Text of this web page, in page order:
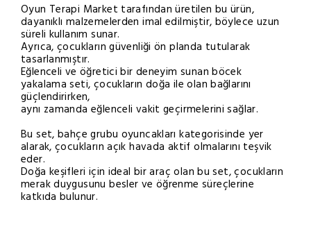
Oyun Terapi Market tarafından üretilen bu ürün,
dayanıklı malzemelerden imal edilmiştir, böylece uzun
süreli kullanım sunar.
Ayrıca, çocukların güvenliği ön planda tutularak
tasarlanmıştır.
Eğlenceli ve öğretici bir deneyim sunan böcek
yakalama seti, çocukların doğa ile olan bağlarını
güçlendirirken,
aynı zamanda eğlenceli vakit geçirmelerini sağlar.
Bu set, bahçe grubu oyuncakları kategorisinde yer
alarak, çocukların açık havada aktif olmalarını teşvik
eder.
Doğa keşifleri için ideal bir araç olan bu set, çocukların
merak duygusunu besler ve öğrenme süreçlerine
katkıda bulunur.